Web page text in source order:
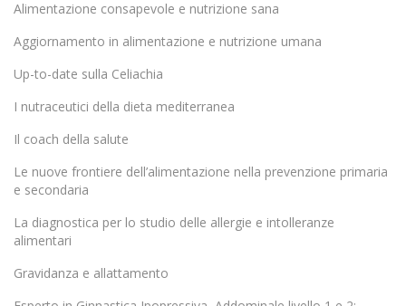
Alimentazione consapevole e nutrizione sana
Aggiornamento in alimentazione e nutrizione umana
Up-to-date sulla Celiachia
I nutraceutici della dieta mediterranea
Il coach della salute
Le nuove frontiere dell’alimentazione nella prevenzione primaria
e secondaria
La diagnostica per lo studio delle allergie e intolleranze
alimentari
Gravidanza e allattamento